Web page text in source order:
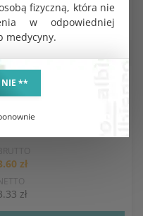
fizyczną, która nie
w odpowiedniej
medycyny.
NIE **
Rękawice chirurgiczne
PRODUKTU:
zł
NETTO
zł